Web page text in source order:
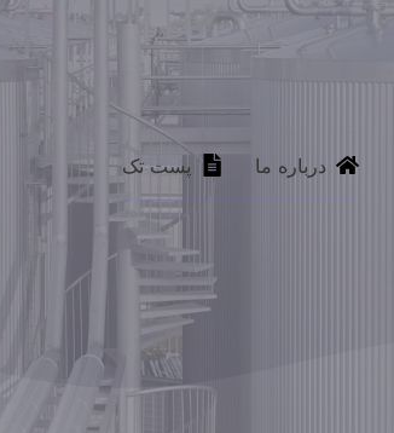
درباره ما پست تک